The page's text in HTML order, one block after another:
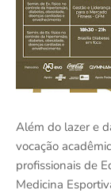
Além do lazer e
vocação
profissionais de
Medicina